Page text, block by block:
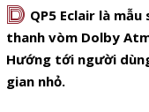
D QP5 Eclair là
thanh vòm Dolby
Hướng tới người
gian nhỏ.